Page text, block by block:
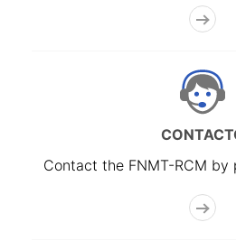
Contact the FNMT-RCM by